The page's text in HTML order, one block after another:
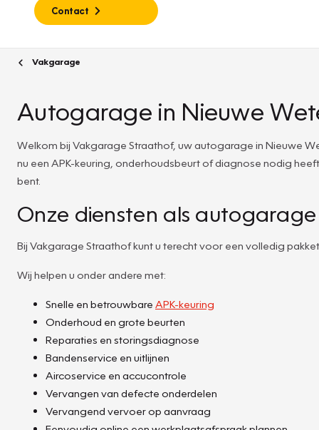
Contact
Vakgarage
Autogarage in Nieuwe
Welkom bij Vakgarage Straathof, uw autogarage in Nieuwe
nu een APK-keuring, onderhoudsbeurt of diagnose nodig
bent.
Onze diensten als
Bij Vakgarage Straathof kunt u terecht voor een volledig
Wij helpen u onder andere met:
Snelle en betrouwbare APK-keuring
Onderhoud en grote beurten
Reparaties en storingsdiagnose
Bandenservice en uitlijnen
Aircoservice en accucontrole
Vervangen van defecte onderdelen
Vervangend vervoer op aanvraag